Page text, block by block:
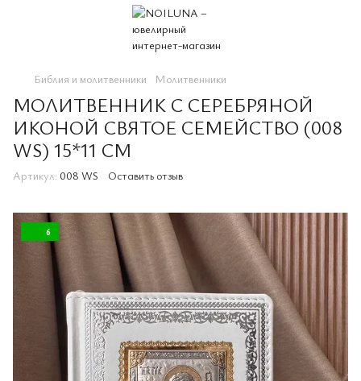
Библия и молитвенники Молитвенники
МОЛИТВЕННИК С СЕРЕБРЯНОЙ
ИКОНОЙ СВЯТОЕ СЕМЕЙСТВО (008
WS) 15*11 СМ
Артикул: 008 WS Оставить отзыв
6